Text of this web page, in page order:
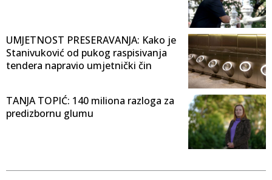
UMJETNOST PRESERAVANJA: Kako je
Stanivuković od pukog raspisivanja
tendera napravio umjetnički čin
TANJA TOPIĆ: 140 miliona razloga za
predizbornu glumu